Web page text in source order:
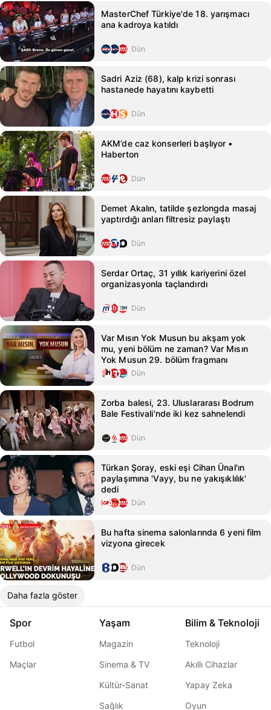
MasterChef Türkiye'de 18. yarışmacı
ana kadroya katıldı
Dün
Sadri Aziz (68), kalp krizi sonrası
hastanede hayatını kaybetti
Dün
AKM’de caz konserleri başlıyor •
Haberton
Dün
Demet Akalın, tatilde şezlongda masaj
yaptırdığı anları filtresiz paylaştı
Dün
Serdar Ortaç, 31 yıllık kariyerini özel
organizasyonla taçlandırdı
Dün
Var Mısın Yok Musun bu akşam yok
mu, yeni bölüm ne zaman? Var Mısın
Yok Musun 29. bölüm fragmanı
Dün
Zorba balesi, 23. Uluslararası Bodrum
Bale Festivali'nde iki kez sahnelendi
Dün
Türkan Şoray, eski eşi Cihan Ünal'ın
paylaşımına 'Vayy, bu ne yakışıklılık'
dedi
Dün
Bu hafta sinema salonlarında 6 yeni film
vizyona girecek
Dün
Daha fazla göster
Spor
Futbol
Maçlar
Yaşam
Magazin
Sinema & TV
Kültür-Sanat
Sağlık
Bilim & Teknoloji
Teknoloji
Akıllı Cihazlar
Yapay Zeka
Oyun